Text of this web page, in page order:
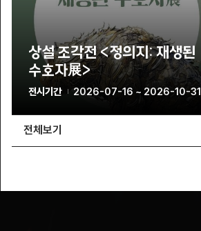
상설 조각전 <정의지: 재생된
수호자展>
전시기간 2026-07-16 ~ 2026-10-31
전체보기